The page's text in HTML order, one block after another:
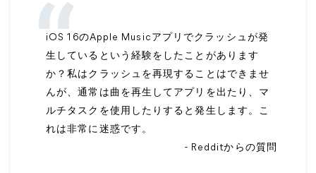
iOS 16のApple Musicアプリでクラッシュが発
生しているという経験をしたことがあります
か？私はクラッシュを再現することはできませ
んが、通常は曲を再生してアプリを出たり、マ
ルチタスクを使用したりすると発生します。こ
れは非常に迷惑です。
- Redditからの質問